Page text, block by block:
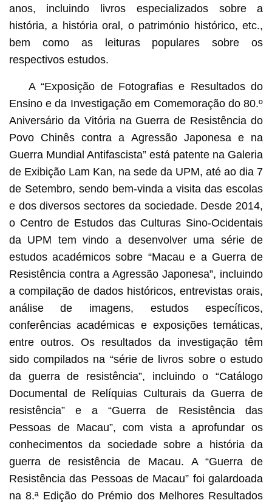
anos, incluindo livros especializados sobre a
história, a história oral, o património histórico, etc.,
bem como as leituras populares sobre os
respectivos estudos.
A “Exposição de Fotografias e Resultados do
Ensino e da Investigação em Comemoração do 80.º
Aniversário da Vitória na Guerra de Resistência do
Povo Chinês contra a Agressão Japonesa e na
Guerra Mundial Antifascista” está patente na Galeria
de Exibição Lam Kan, na sede da UPM, até ao dia 7
de Setembro, sendo bem-vinda a visita das escolas
e dos diversos sectores da sociedade. Desde 2014,
o Centro de Estudos das Culturas Sino-Ocidentais
da UPM tem vindo a desenvolver uma série de
estudos académicos sobre “Macau e a Guerra de
Resistência contra a Agressão Japonesa”, incluindo
a compilação de dados históricos, entrevistas orais,
análise de imagens, estudos específicos,
conferências académicas e exposições temáticas,
entre outros. Os resultados da investigação têm
sido compilados na “série de livros sobre o estudo
da guerra de resistência”, incluindo o “Catálogo
Documental de Relíquias Culturais da Guerra de
resistência” e a “Guerra de Resistência das
Pessoas de Macau”, com vista a aprofundar os
conhecimentos da sociedade sobre a história da
guerra de resistência de Macau. A “Guerra de
Resistência das Pessoas de Macau” foi galardoada
na 8.ª Edição do Prémio dos Melhores Resultados